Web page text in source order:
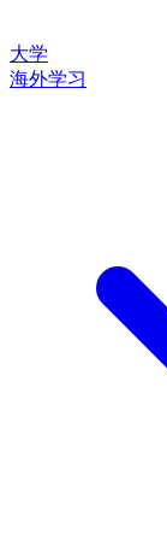
大学
海外学习